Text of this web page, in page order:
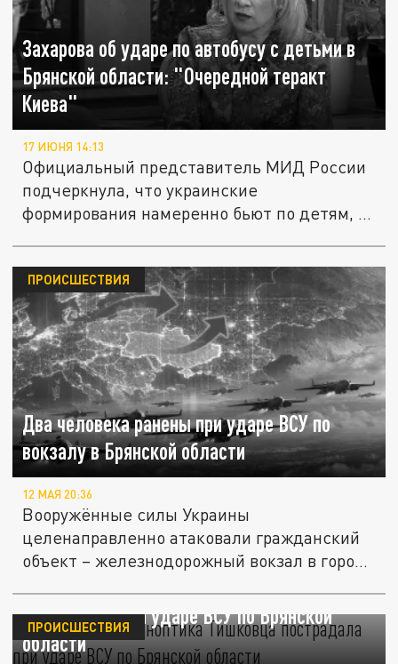
Захарова об ударе по автобусу с детьми в
Брянской области: "Очередной теракт
Киева"
17 ИЮНЯ 14:13
Официальный представитель МИД России
подчеркнула, что украинские
формирования намеренно бьют по детям, и
Два человека ранены при ударе ВСУ по
вокзалу в Брянской области
ПРОИСШЕСТВИЯ
12 МАЯ 20:36
Вооружённые силы Украины
целенаправленно атаковали гражданский
объект – железнодорожный вокзал в городе
Родственница синоптика Тишковца
пострадала при ударе ВСУ по Брянской
области
ПРОИСШЕСТВИЯ